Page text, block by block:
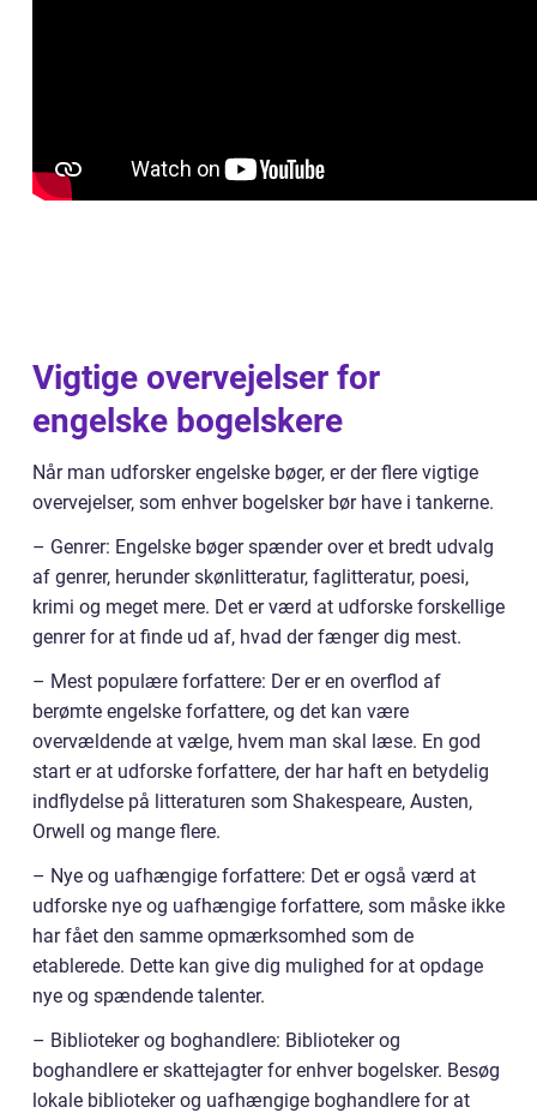
Vigtige overvejelser for
engelske bogelskere
Når man udforsker engelske bøger, er der flere vigtige
overvejelser, som enhver bogelsker bør have i tankerne.
– Genrer: Engelske bøger spænder over et bredt udvalg
af genrer, herunder skønlitteratur, faglitteratur, poesi,
krimi og meget mere. Det er værd at udforske forskellige
genrer for at finde ud af, hvad der fænger dig mest.
– Mest populære forfattere: Der er en overflod af
berømte engelske forfattere, og det kan være
overvældende at vælge, hvem man skal læse. En god
start er at udforske forfattere, der har haft en betydelig
indflydelse på litteraturen som Shakespeare, Austen,
Orwell og mange flere.
– Nye og uafhængige forfattere: Det er også værd at
udforske nye og uafhængige forfattere, som måske ikke
har fået den samme opmærksomhed som de
etablerede. Dette kan give dig mulighed for at opdage
nye og spændende talenter.
– Biblioteker og boghandlere: Biblioteker og
boghandlere er skattejagter for enhver bogelsker. Besøg
lokale biblioteker og uafhængige boghandlere for at